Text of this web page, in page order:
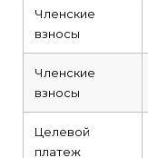
Членские
взносы
Членские
взносы
Целевой
платеж